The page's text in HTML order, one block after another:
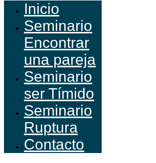
Inicio
Seminario
Encontrar
una pareja
Seminario
ser Tímido
Seminario
Ruptura
Contacto